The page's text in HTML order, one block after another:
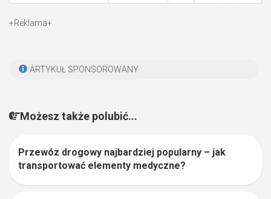
+Reklama+
ARTYKUŁ SPONSOROWANY
Możesz także polubić...
Przewóz drogowy najbardziej popularny – jak
transportować elementy medyczne?